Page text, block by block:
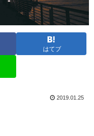
はてブ
2019.01.25